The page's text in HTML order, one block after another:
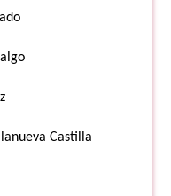
Castilla